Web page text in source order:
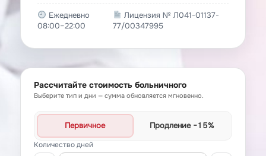
Ежедневно
08:00–22:00
Лицензия № Л041-01137-
77/00347995
Рассчитайте стоимость больничного
Выберите тип и дни — сумма обновляется мгновенно.
Первичное Продление −15%
Количество дней